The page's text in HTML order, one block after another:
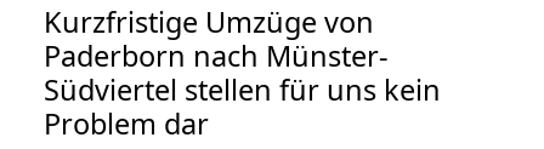
Kurzfristige Umzüge von
Paderborn nach Münster-
Südviertel stellen für uns kein
Problem dar